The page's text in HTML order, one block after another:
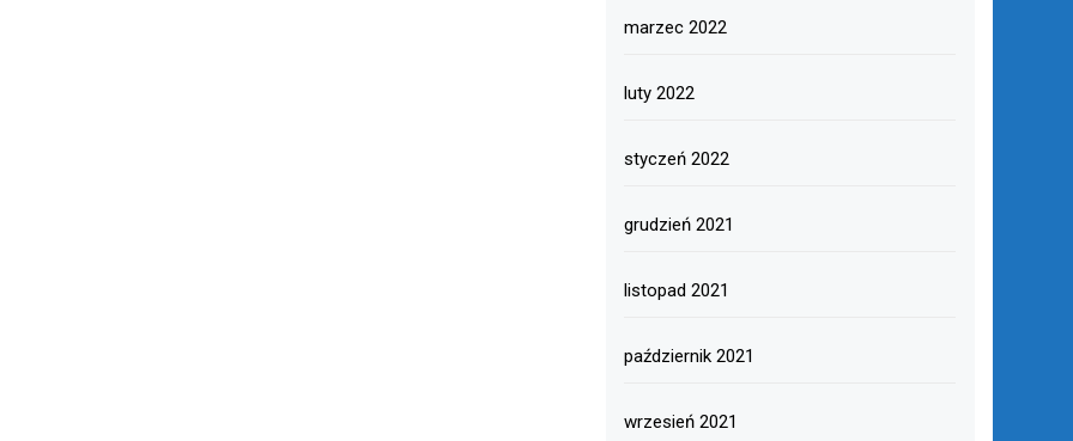
marzec 2022
luty 2022
styczeń 2022
grudzień 2021
listopad 2021
październik 2021
wrzesień 2021